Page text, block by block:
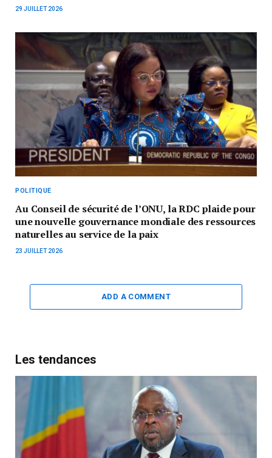
29 JUILLET 2026
POLITIQUE
Au Conseil de sécurité de l’ONU, la RDC plaide pour
une nouvelle gouvernance mondiale des ressources
naturelles au service de la paix
23 JUILLET 2026
ADD A COMMENT
Les tendances